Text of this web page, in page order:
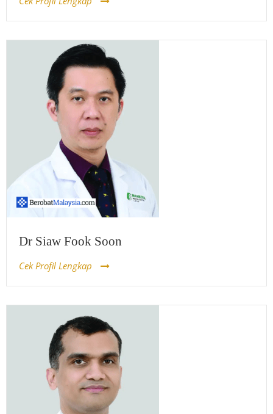
Dr Siaw Fook Soon
Cek Profil Lengkap